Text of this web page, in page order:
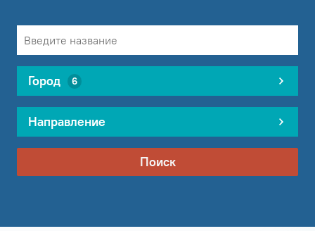
Город 6
Направление
Поиск